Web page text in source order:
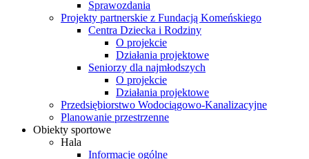
Sprawozdania
Projekty partnerskie z Fundacją Komeńskiego
Centra Dziecka i Rodziny
O projekcie
Działania projektowe
Seniorzy dla najmłodszych
O projekcie
Działania projektowe
Przedsiębiorstwo Wodociągowo-Kanalizacyjne
Planowanie przestrzenne
Obiekty sportowe
Hala
Informacje ogólne